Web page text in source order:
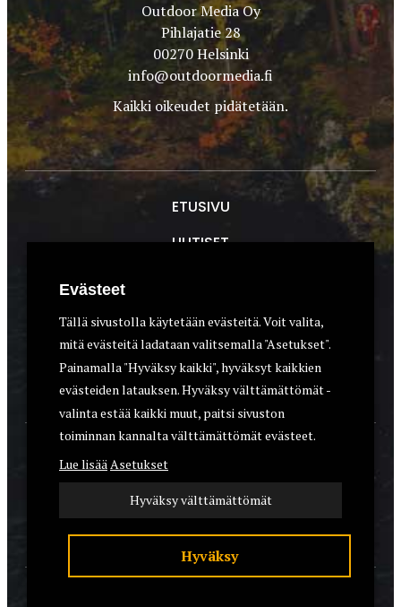
Outdoor Media Oy
Pihlajatie 28
00270 Helsinki
info@outdoormedia.fi
Kaikki oikeudet pidätetään.
ETUSIVU
UUTISET
ASEET & OPTIIKKA
VARUSTEET
KOIRAT
YHTEYSTIEDOT
REKISTERISELOSTE
EVÄSTEET
Evästeet
Tällä sivustolla käytetään evästeitä. Voit valita,
mitä evästeitä ladataan valitsemalla "Asetukset".
Painamalla "Hyväksy kaikki", hyväksyt kaikkien
evästeiden latauksen. Hyväksy välttämättömät -
valinta estää kaikki muut, paitsi sivuston
toiminnan kannalta välttämättömät evästeet.
Lue lisääAsetukset
Hyväksy välttämättömät
Hyväksy